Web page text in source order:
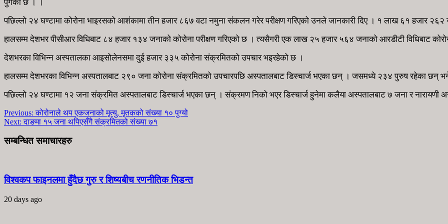
पुगेको छ । ।
पछिल्लो २४ घण्टामा कोरोना भाइरसको आशंकामा तीन हजार ८६७ वटा नमुना संकलन गरेर परीक्षण गरिएको उनले जानकारी दिए । १ लाख ६१ हजार
हालसम्म देशभर पीसीआर विधिबाट ८४ हजार १३४ जनाको कोरोना परीक्षण गरिएको छ । त्यसैगरी एक लाख २५ हजार ५६४ जनाको आरडीटी विधिबाट
देशभरका विभिन्‍न अस्पतालका आइसोलेनसमा दुई हजार ३३५ कोरोना संक्रमितको उपचार भइरहेको छ ।
हालसम्म देशभरका विभिन्‍न अस्पतालबाट २९० जना कोरोना संक्रमितको उपचारपछि अस्पतालबाट डिस्चार्ज भएका छन् । जसमध्ये २३४ पुरुष रहेका छन्
पछिल्लो २४ घण्टामा १२ जना संक्रमित अस्पतालबाट डिस्चार्ज भएका छन् । संक्रमण निको भएर डिस्चार्ज हुनेमा कलैया अस्पतालबाट ७ जना र नारायणी
Previous: कोरोनाले थप एकजनाको मृत्यु, मृतकको संख्या १० पुग्यो
Next: दाङमा १५ जना थपिएसँगै संक्रमितको संख्या ७१
सम्बन्धित समाचारहरु
विश्वकप फाइनलमा हुँदैछ गुरु र शिष्यबीच रणनीतिक भिडन्त
20 days ago